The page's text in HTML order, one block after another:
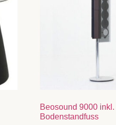
Beosound 9000 inkl.
Bodenstandfuss